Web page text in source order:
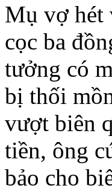
Mụ vợ hét
cọc ba
tưởng có
bị thối
vượt biên
tiền, ông
bảo cho